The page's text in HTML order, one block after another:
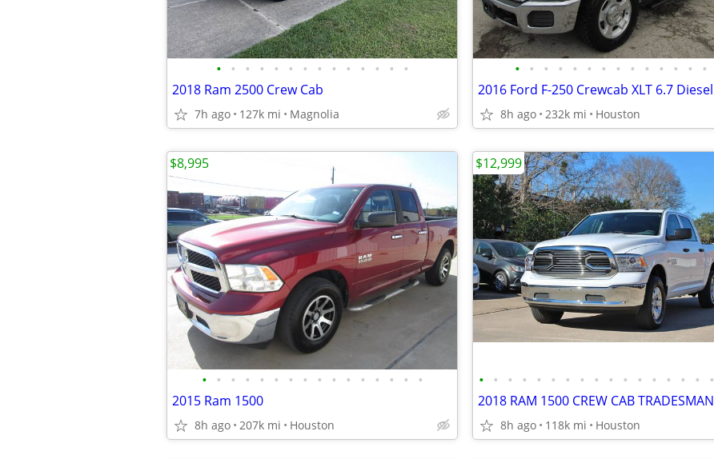
• • • • • • • • • • • • • •
2018 Ram 2500 Crew Cab
7h ago 127k mi Magnolia
• • • • • • • • • • • • • •
2016 Ford F-250 Crewcab XLT 6.7 Diesel
8h ago 232k mi Houston
• • • • • • • • • • • • • • • •
2015 Ram 1500
8h ago 207k mi Houston
$8,995
• • • • • • • • • • • • • • • • •
8h ago 118k mi Houston
$12,999